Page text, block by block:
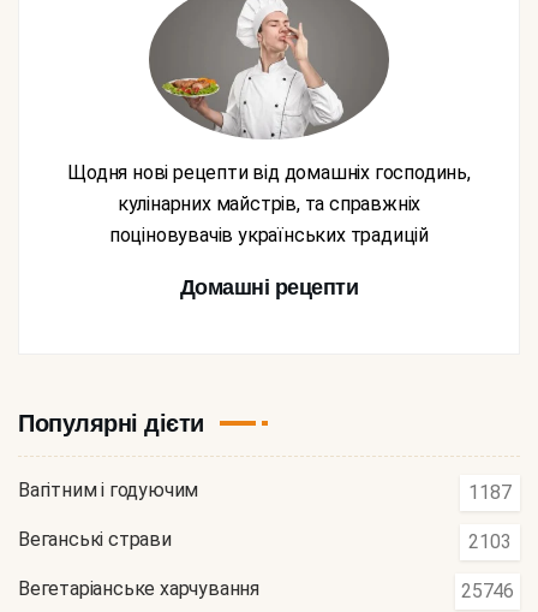
Щодня нові рецепти від домашніх господинь,
кулінарних майстрів, та справжніх
поціновувачів українських традицій
Домашні рецепти
Популярні дієти
Вагітним і годуючим 1187
Веганські страви 2103
Вегетаріанське харчування 25746